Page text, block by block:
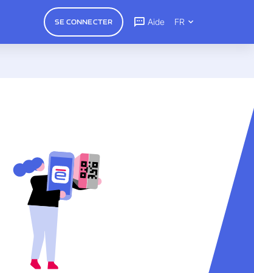
SE CONNECTER Aide FR